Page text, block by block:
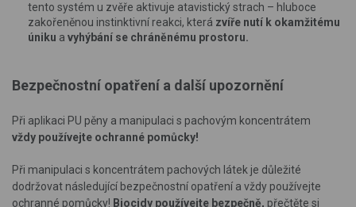
tento systém u zvěře aktivuje atavistický strach – hluboce
zakořeněnou instinktivní reakci, která zvíře nutí k okamžitému
úniku a vyhýbání se chráněnému prostoru.
Bezpečnostní opatření a další upozornění
Při aplikaci PU pěny a manipulaci s pachovým koncentrátem
vždy používejte ochranné pomůcky!
Při manipulaci s koncentrátem pachových látek je důležité
dodržovat následující bezpečnostní opatření a vždy používejte
ochranné pomůcky! Biocidy používejte bezpečně, přečtěte si